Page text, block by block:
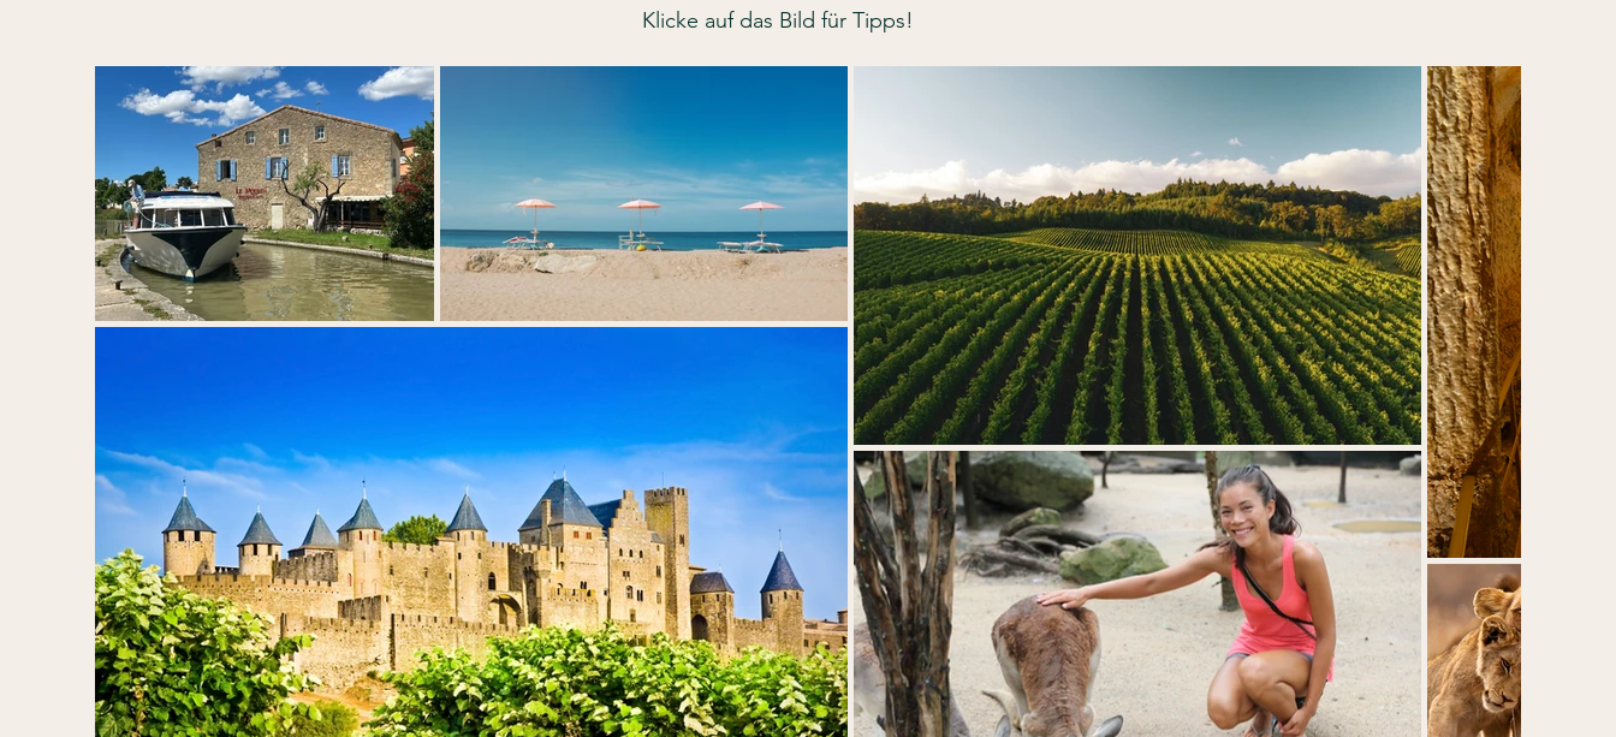
Klicke auf das Bild für Tipps!